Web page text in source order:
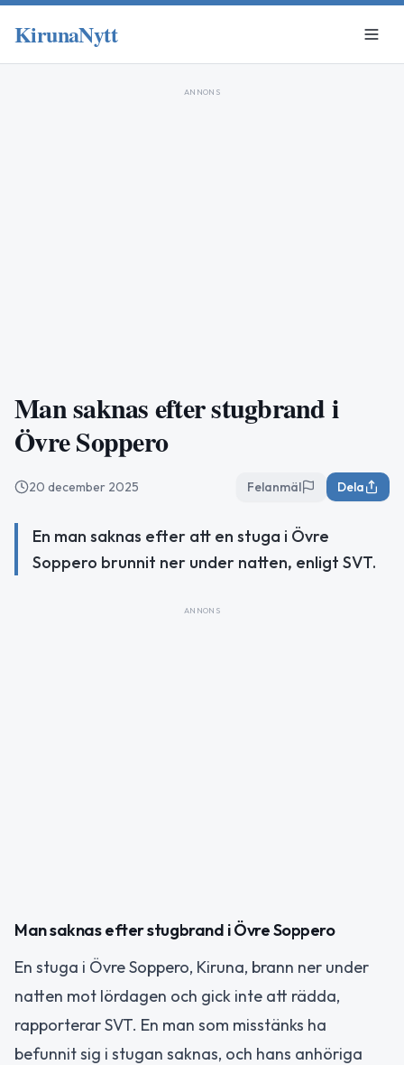
KirunaNytt
ANNONS
Man saknas efter stugbrand i
Övre Soppero
20 december 2025 Felanmäl Dela
En man saknas efter att en stuga i Övre
Soppero brunnit ner under natten, enligt SVT.
ANNONS
Man saknas efter stugbrand i Övre Soppero
En stuga i Övre Soppero, Kiruna, brann ner under
natten mot lördagen och gick inte att rädda,
rapporterar SVT. En man som misstänks ha
befunnit sig i stugan saknas, och hans anhöriga